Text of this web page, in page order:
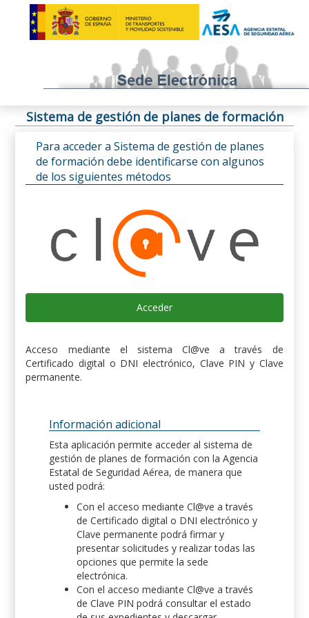
Sistema de gestión de planes de formación
Para acceder a Sistema de gestión de planes
de formación debe identificarse con algunos
de los siguientes métodos
Acceder
Acceso mediante el sistema Cl@ve a través de
Certificado digital o DNI electrónico, Clave PIN y Clave
permanente.
Información adicional
Esta aplicación permite acceder al sistema de
gestión de planes de formación con la Agencia
Estatal de Seguridad Aérea, de manera que
usted podrá:
Con el acceso mediante Cl@ve a través
de Certificado digital o DNI electrónico y
Clave permanente podrá firmar y
presentar solicitudes y realizar todas las
opciones que permite la sede
electrónica.
Con el acceso mediante Cl@ve a través
de Clave PIN podrá consultar el estado